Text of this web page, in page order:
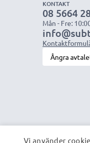
KONTAKT
08 5664
Mån - Fre:
Ångra
Vi använder